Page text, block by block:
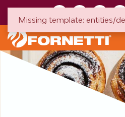
Missing template: entities/